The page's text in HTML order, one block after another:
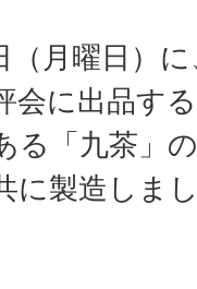
（月曜日）
会に出品す
る「九茶」
に製造しまし